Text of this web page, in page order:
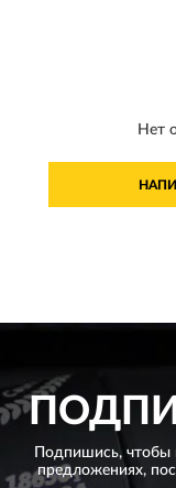
Нет
Подпишись, чтобы
предложениях,